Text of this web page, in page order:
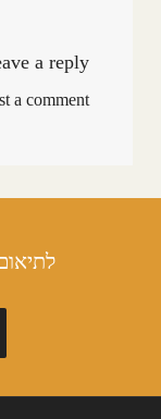
a reply
a comment.